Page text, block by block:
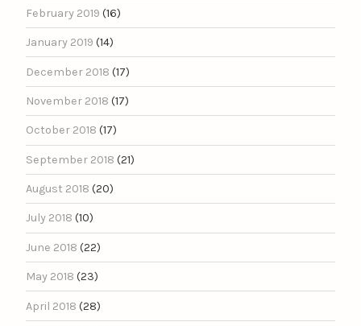
February 2019 (16)
January 2019 (14)
December 2018 (17)
November 2018 (17)
October 2018 (17)
September 2018 (21)
August 2018 (20)
July 2018 (10)
June 2018 (22)
May 2018 (23)
April 2018 (28)